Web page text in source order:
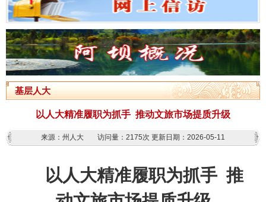
基层人大
以人大精准履职为抓手 推动文旅市场提质升级
来源：州人大 访问量： 2175次 更新日期：2026-05-11
以人大精准履职为抓手 推